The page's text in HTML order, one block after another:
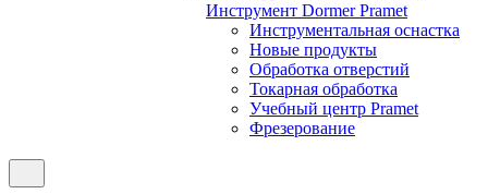
Инструмент Dormer Pramet
Инструментальная оснастка
Новые продукты
Обработка отверстий
Токарная обработка
Учебный центр Pramet
Фрезерование